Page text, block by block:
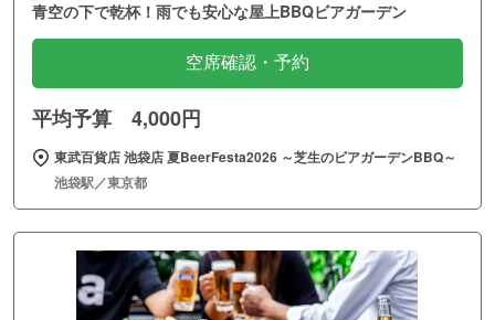
青空の下で乾杯！雨でも安心な屋上BBQビアガーデン
空席確認・予約
平均予算 4,000円
東武百貨店 池袋店 夏BeerFesta2026 ～芝生のビアガーデンBBQ～
池袋駅／東京都